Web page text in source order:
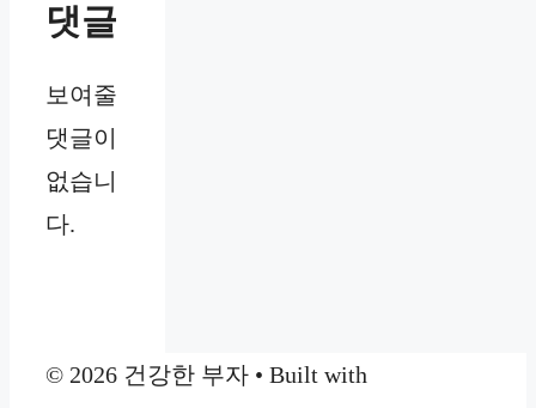
댓글
보여줄
댓글이
없습니
다.
© 2026 건강한 부자 • Built with